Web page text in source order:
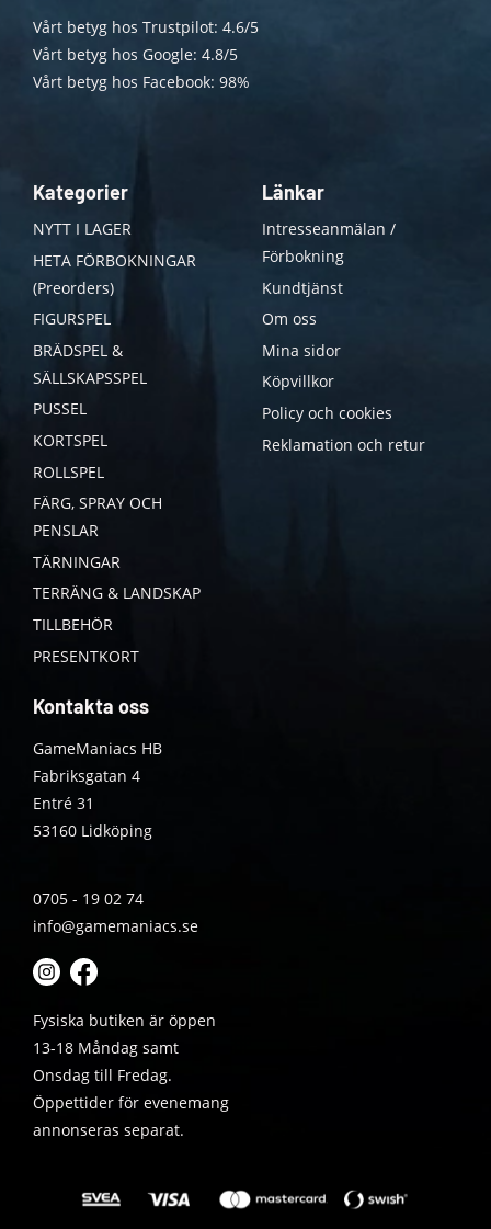
Vårt betyg hos Trustpilot: 4.6/5
Vårt betyg hos Google: 4.8/5
Vårt betyg hos Facebook: 98%
Kategorier
NYTT I LAGER
HETA FÖRBOKNINGAR
(Preorders)
FIGURSPEL
BRÄDSPEL &
SÄLLSKAPSSPEL
PUSSEL
KORTSPEL
ROLLSPEL
FÄRG, SPRAY OCH
PENSLAR
TÄRNINGAR
TERRÄNG & LANDSKAP
TILLBEHÖR
PRESENTKORT
Länkar
Intresseanmälan /
Förbokning
Kundtjänst
Om oss
Mina sidor
Köpvillkor
Policy och cookies
Reklamation och retur
Kontakta oss
GameManiacs HB
Fabriksgatan 4
Entré 31
53160 Lidköping
0705 - 19 02 74
info@gamemaniacs.se
Fysiska butiken är öppen
13-18 Måndag samt
Onsdag till Fredag.
Öppettider för evenemang
annonseras separat.